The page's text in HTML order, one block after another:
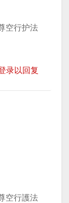
空行护法
录以回复
空行護法